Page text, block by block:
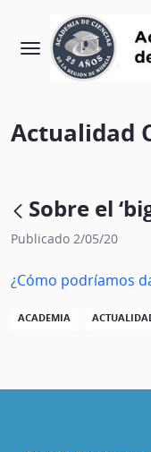
Actualidad
Sobre el
Publicado 2/05/20
¿Cómo podríamos
ACADEMIA